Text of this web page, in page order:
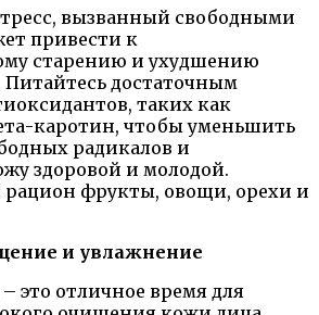
вызванный свободными
привести к
старению и ухудшению
достаточным
таких как
каротин, чтобы уменьшить
радикалов и
здоровой и молодой.
рацион фрукты, овощи, орехи и
и увлажнение
это отличное время для